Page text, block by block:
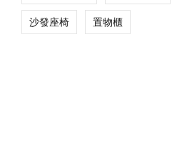
沙發座椅 置物櫃